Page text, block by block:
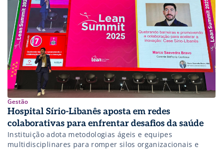
Gestão
Hospital Sírio-Libanês aposta em redes
colaborativas para enfrentar desafios da saúde
Instituição adota metodologias ágeis e equipes
multidisciplinares para romper silos organizacionais e